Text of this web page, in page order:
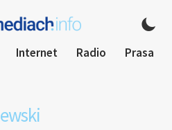
Internet Radio Prasa